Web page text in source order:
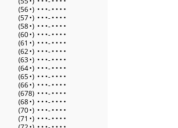
(56•) • • •- • • • •
(57•) • • •- • • • •
(58•) • • •- • • • •
(60•) • • •- • • • •
(61 •) • • •- • • • •
(62•) • • •- • • • •
(63•) • • •- • • • •
(64•) • • •- • • • •
(65•) • • •- • • • •
(66•) • • •- • • • •
(678) • • •- • • • •
(68•) • • •- • • • •
(70•) • • •- • • • •
(71 •) • • •- • • • •